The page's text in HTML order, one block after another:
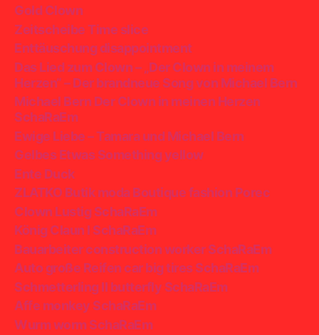
Gold Clown
Zeitscheibe Time slice
Enttäuschung disappointment
Das Lied zum Clown – „Der Clown in meinem
Herzen“ – Der brandneue Song von Michael Bern
Michael Bern Der Clown in meinen Herzen
SchaRaEm
Ewige Liebe – Tamara und Michael Bern
Gelbes Etwas Something yellow
Ente Duck
ZLATKO Butik moda Boutique fashion Porec
Clown Lustig SchaRaEm
König Claun I SchaRaEm
Bauarbeiter construction worker SchaRaEm
Auto große Reifen car big tires SchaRaEm
Schmetterling II butterfly SchaRaEm
Affe monkey SchaRaEm
Wurm worm SchaRaEm